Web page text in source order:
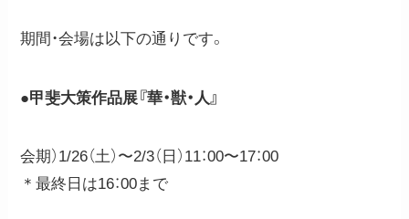
期間・会場は以下の通りです。
●甲斐大策作品展『華・獣・人』
会期）1/26（土）〜2/3（日）11：00〜17：00
＊最終日は16：00まで